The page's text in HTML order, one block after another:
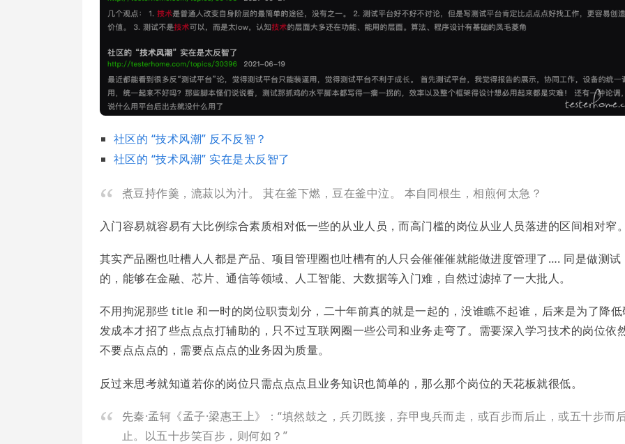
社区的 “技术风潮” 反不反智？
社区的 “技术风潮” 实在是太反智了
煮豆持作羹，漉菽以为汁。 萁在釜下燃，豆在釜中泣。 本自同根生，相煎何太急？
入门容易就容易有大比例综合素质相对低一些的从业人员，而高门槛的岗位从业人员落进的区间相对窄
其实产品圈也吐槽人人都是产品、项目管理圈也吐槽有的人只会催催催就能做进度管理了…. 同是做测试
的，能够在金融、芯片、通信等领域、人工智能、大数据等入门难，自然过滤掉了一大批人。
不用拘泥那些 title 和一时的岗位职责划分，二十年前真的就是一起的，没谁瞧不起谁，后来是为了降低
发成本才招了些点点点打辅助的，只不过互联网圈一些公司和业务走弯了。需要深入学习技术的岗位依
不要点点点的，需要点点点的业务因为质量。
反过来思考就知道若你的岗位只需点点点且业务知识也简单的，那么那个岗位的天花板就很低。
先秦·孟轲《孟子·梁惠王上》：“填然鼓之，兵刃既接，弃甲曳兵而走，或百步而后止，或五十步而
止。以五十步笑百步，则何如？”